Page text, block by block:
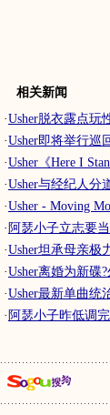
相关新闻
·Usher脱衣露点玩
·Usher即将举行巡
·Usher《Here I
·Usher与经纪人分
·Usher - Moving
· 阿瑟小子立志要
·Usher坦承母亲极
·Usher离婚为新碟
·Usher最新单曲统
· 阿瑟小子昨低调